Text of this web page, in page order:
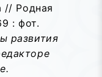
// Родная
: фот.
развития